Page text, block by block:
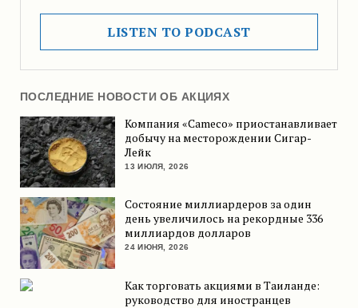
LISTEN TO PODCAST
ПОСЛЕДНИЕ НОВОСТИ ОБ АКЦИЯХ
Компания «Cameco» приостанавливает
добычу на месторождении Сигар-
Лейк
13 ИЮЛЯ, 2026
Состояние миллиардеров за один
день увеличилось на рекордные 336
миллиардов долларов
24 ИЮНЯ, 2026
Как торговать акциями в Таиланде:
руководство для иностранцев